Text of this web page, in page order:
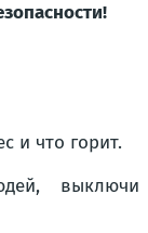
и что горит.
выключи